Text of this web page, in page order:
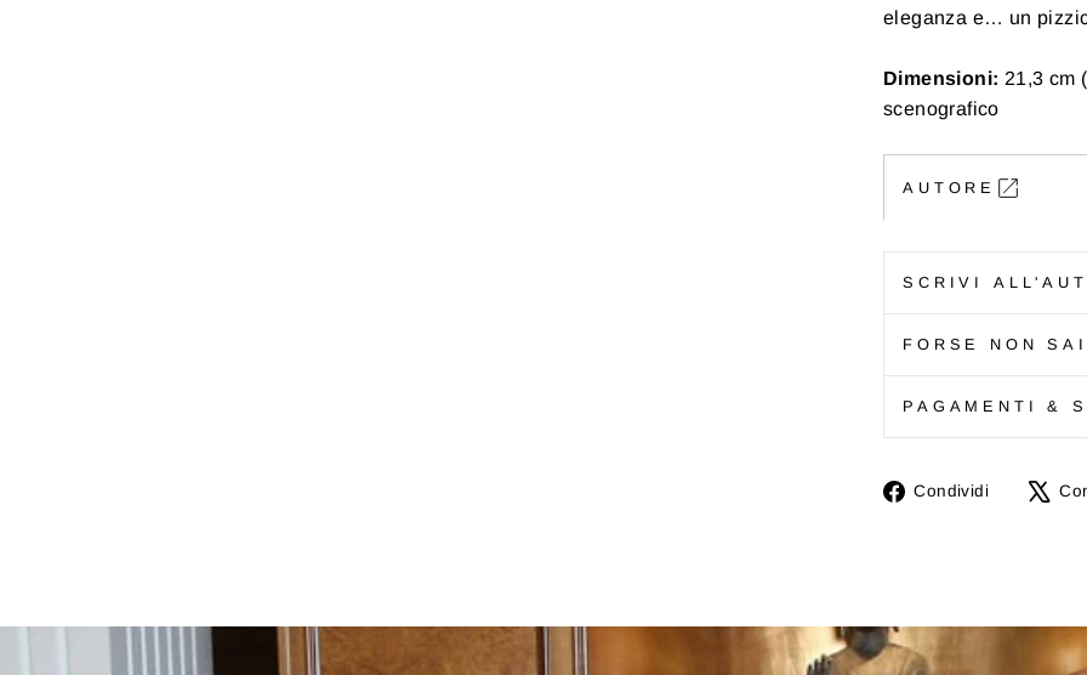
eleganza e… un
Dimensioni: 21,3 cm
scenografico
AUTORE
SCRIVI
FORSE NON
PAGAMENTI &
Condividi